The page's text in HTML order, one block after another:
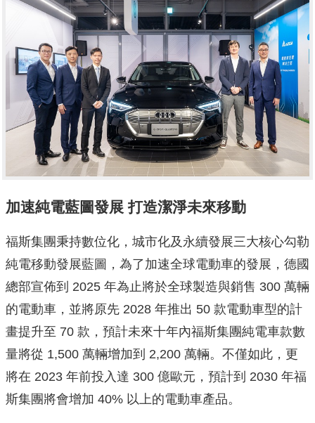
加速純電藍圖發展 打造潔淨未來移動
福斯集團秉持數位化，城市化及永續發展三大核心勾勒
純電移動發展藍圖，為了加速全球電動車的發展，德國
總部宣佈到 2025 年為止將於全球製造與銷售 300 萬輛
的電動車，並將原先 2028 年推出 50 款電動車型的計
畫提升至 70 款，預計未來十年內福斯集團純電車款數
量將從 1,500 萬輛增加到 2,200 萬輛。不僅如此，更
將在 2023 年前投入達 300 億歐元，預計到 2030 年福
斯集團將會增加 40% 以上的電動車產品。